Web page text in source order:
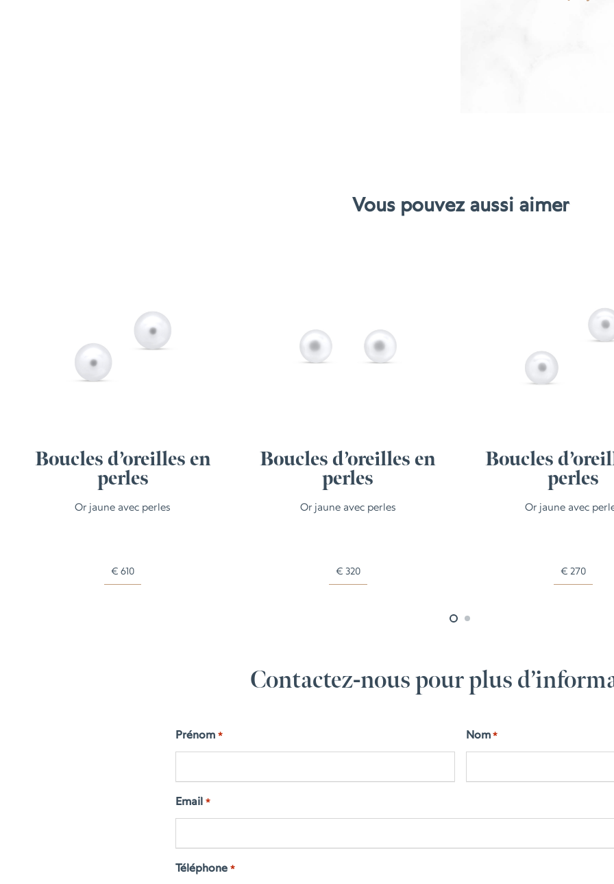
Boucles
Vous pouvez aussi aimer
Boucles d’oreilles en
perles
Or jaune avec perles
€ 610
Boucles d’oreilles en
perles
Or jaune avec perles
€ 320
Boucles
perles
Or jaune avec
€ 270
Contactez-nous pour plus
Prénom * Nom *
Email *
Téléphone *